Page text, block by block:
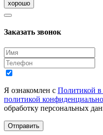
хорошо
Заказать звонок
Я ознакомлен с Политикой в
политикой
обработку персональных
Отправить